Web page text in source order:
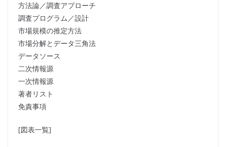
方法論／調査アプローチ
調査プログラム／設計
市場規模の推定方法
市場分解とデータ三角法
データソース
二次情報源
一次情報源
著者リスト
免責事項
[図表一覧]